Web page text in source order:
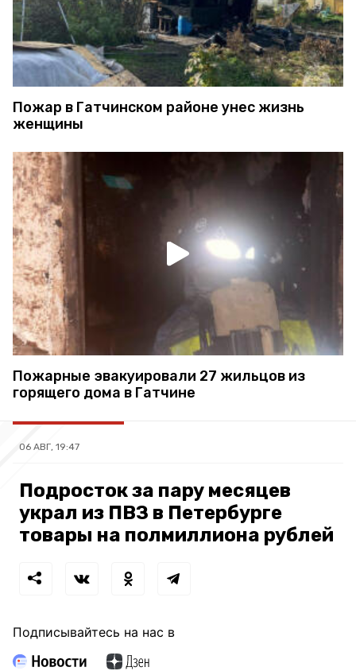
Пожар в Гатчинском районе унес жизнь
женщины
Пожарные эвакуировали 27 жильцов из
горящего дома в Гатчине
06 АВГ, 19:47
Подросток за пару месяцев
украл из ПВЗ в Петербурге
товары на полмиллиона рублей
Подписывайтесь на нас в